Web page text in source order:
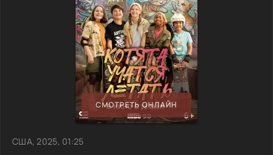
СМОТРЕТЬ ОНЛАЙН
США, 2025, 01:25